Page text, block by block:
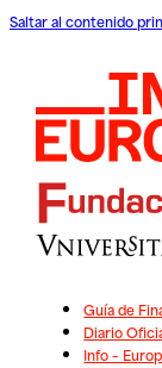
Saltar al contenido
Guía de
Diario
Info –